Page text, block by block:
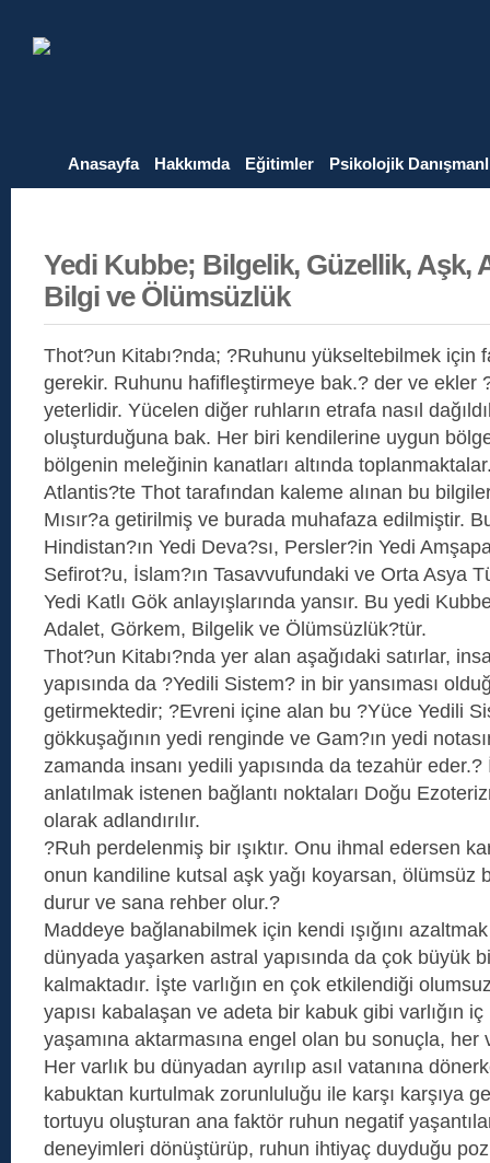
Anasayfa Hakkımda Eğitimler Psikolojik
Yedi Kubbe; Bilgelik, Güzellik, Aşk,
Bilgi ve Ölümsüzlük
Thot?un Kitabı?nda; ?Ruhunu yükseltebilmek için
gerekir. Ruhunu hafifleştirmeye bak.? der ve ekler
yeterlidir. Yücelen diğer ruhların etrafa nasıl
oluşturduğuna bak. Her biri kendilerine uygun
bölgenin meleğinin kanatları altında
Atlantis?te Thot tarafından kaleme alınan bu
Mısır?a getirilmiş ve burada muhafaza edilmiştir.
Hindistan?ın Yedi Deva?sı, Persler?in Yedi
Sefirot?u, İslam?ın Tasavvufundaki ve Orta Asya
Yedi Katlı Gök anlayışlarında yansır. Bu yedi
Adalet, Görkem, Bilgelik ve Ölümsüzlük?tür.
Thot?un Kitabı?nda yer alan aşağıdaki satırlar,
yapısında da ?Yedili Sistem? in bir yansıması
getirmektedir; ?Evreni içine alan bu ?Yüce Yedili
gökkuşağının yedi renginde ve Gam?ın yedi
zamanda insanı yedili yapısında da tezahür eder.?
anlatılmak istenen bağlantı noktaları Doğu
olarak adlandırılır.
?Ruh perdelenmiş bir ışıktır. Onu ihmal edersen
onun kandiline kutsal aşk yağı koyarsan, ölümsüz
durur ve sana rehber olur.?
Maddeye bağlanabilmek için kendi ışığını
dünyada yaşarken astral yapısında da çok büyük
kalmaktadır. İşte varlığın en çok etkilendiği
yapısı kabalaşan ve adeta bir kabuk gibi varlığın iç
yaşamına aktarmasına engel olan bu sonuçla, her
Her varlık bu dünyadan ayrılıp asıl vatanına
kabuktan kurtulmak zorunluluğu ile karşı karşıya
tortuyu oluşturan ana faktör ruhun negatif
deneyimleri dönüştürüp, ruhun ihtiyaç duyduğu